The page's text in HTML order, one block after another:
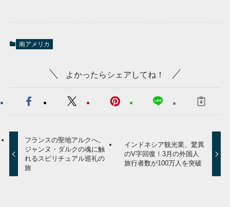
南アメリカ
よかったらシェアしてね！
フランスの聖地アルクへ。
ジャンヌ・ダルクの魂に触
れるスピリチュアル巡礼の
旅
インドネシア観光業、驚異
のV字回復！3月の外国人
旅行者数が100万人を突破